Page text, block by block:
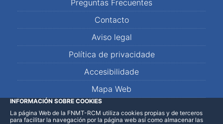
Preguntas Frecuentes
Contacto
Aviso legal
Política de privacidade
Accesibilidade
Mapa Web
LinkedInFacebookWhatsApp
INFORMACIÓN SOBRE COOKIES
La página Web de la FNMT-RCM utiliza cookies propias y de terceros
para facilitar la navegación por la página web así como almacenar las